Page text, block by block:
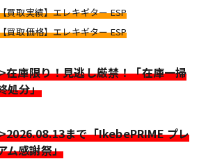
買取実績】エレキギター ESP
買取価格】エレキギター ESP
在庫限り！見逃し厳禁！「在庫一掃
処分」
まで「IkebePRIME プレ
ム感謝祭」